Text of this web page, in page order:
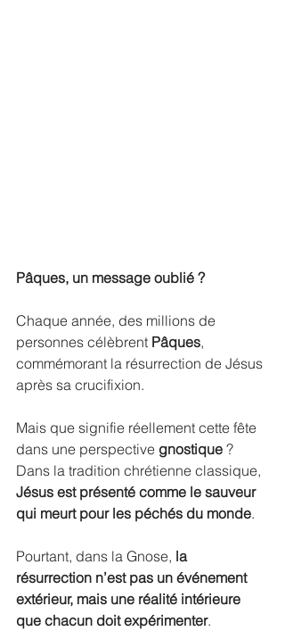
Pâques, un message oublié ?
Chaque année, des millions de
personnes célèbrent Pâques,
commémorant la résurrection de Jésus
après sa crucifixion.
Mais que signifie réellement cette fête
dans une perspective gnostique ?
Dans la tradition chrétienne classique,
Jésus est présenté comme le sauveur
qui meurt pour les péchés du monde.
Pourtant, dans la Gnose, la
résurrection n’est pas un événement
extérieur, mais une réalité intérieure
que chacun doit expérimenter.